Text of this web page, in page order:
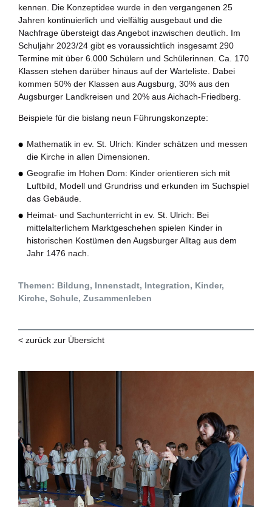
kennen. Die Konzeptidee wurde in den vergangenen 25
Jahren kontinuierlich und vielfältig ausgebaut und die
Nachfrage übersteigt das Angebot inzwischen deutlich. Im
Schuljahr 2023/24 gibt es voraussichtlich insgesamt 290
Termine mit über 6.000 Schülern und Schülerinnen. Ca. 170
Klassen stehen darüber hinaus auf der Warteliste. Dabei
kommen 50% der Klassen aus Augsburg, 30% aus den
Augsburger Landkreisen und 20% aus Aichach-Friedberg.
Beispiele für die bislang neun Führungskonzepte:
Mathematik in ev. St. Ulrich: Kinder schätzen und messen
die Kirche in allen Dimensionen.
Geografie im Hohen Dom: Kinder orientieren sich mit
Luftbild, Modell und Grundriss und erkunden im Suchspiel
das Gebäude.
Heimat- und Sachunterricht in ev. St. Ulrich: Bei
mittelalterlichem Marktgeschehen spielen Kinder in
historischen Kostümen den Augsburger Alltag aus dem
Jahr 1476 nach.
Themen: Bildung, Innenstadt, Integration, Kinder,
Kirche, Schule, Zusammenleben
< zurück zur Übersicht